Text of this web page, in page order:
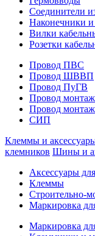
Соединители
Наконечники и
Вилки
Розетки
Провод ПВС
Провод ШВВП
Провод ПуГВ
Провод
Провод
СИП
Клеммы и
клемников Шины и
Аксессуары
Клеммы
Строительно-
Маркировка
Маркировка